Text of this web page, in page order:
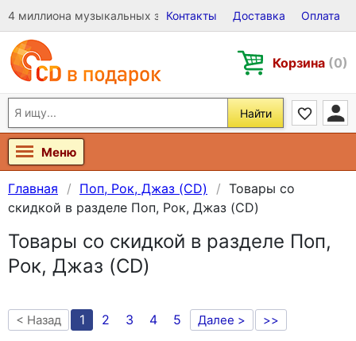
4 миллиона музыкальных записей на Виниле, CD и DVD
Контакты Доставка Оплата
Корзина (0)
Найти
Меню
Главная Поп, Рок, Джаз (CD)
Товары со
скидкой в разделе Поп, Рок, Джаз (CD)
Товары со скидкой в разделе Поп,
Рок, Джаз (CD)
< Назад 1 2 3 4 5 Далее > >>